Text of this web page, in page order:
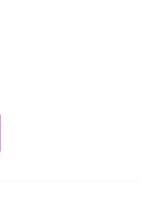
CANTIDAD